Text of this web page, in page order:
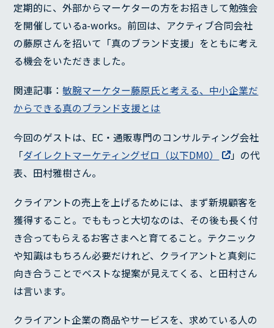
定期的に、外部からマーケターの方をお招きして勉強会
を開催しているa-works。前回は、アクティブ合同会社
の藤原さんを招いて「真のブランド支援」をともに考え
る機会をいただきました。
関連記事：敏腕マーケター藤原氏と考える、中小企業だ
からできる真のブランド支援とは
今回のゲストは、EC・通販専門のコンサルティング会社
「ダイレクトマーケティングゼロ（以下DM0）
」の代
表、田村雅樹さん。
クライアントの売上を上げるためには、まず新規顧客を
獲得すること。でももっと大切なのは、その後も長く付
き合ってもらえるお客さまへと育てること。テクニック
や知識はもちろん必要だけれど、クライアントと真剣に
向き合うことでベストな提案が見えてくる、と田村さん
は言います。
クライアント企業の商品やサービスを、求めている人の